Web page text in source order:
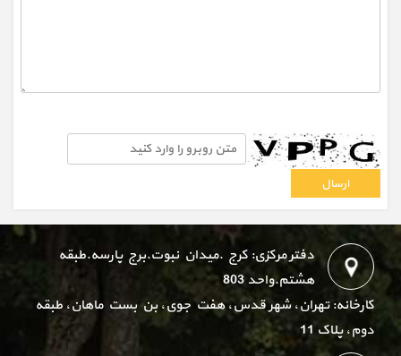
دفتر مرکزی: کرج .میدان نبوت.برج پارسه.طبقه
هشتم.واحد 803
کارخانه: تهران، شهر قدس، هفت جوی، بن بست ماهان، طبقه
دوم، پلاک 11